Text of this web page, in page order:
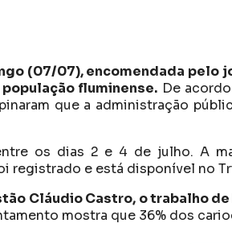
(07/07), encomendada pelo
fluminense. De
que a administração
os dias 2 e 4 de julho. A
e está disponível no
Cláudio Castro, o trabalho
mostra que 36% dos